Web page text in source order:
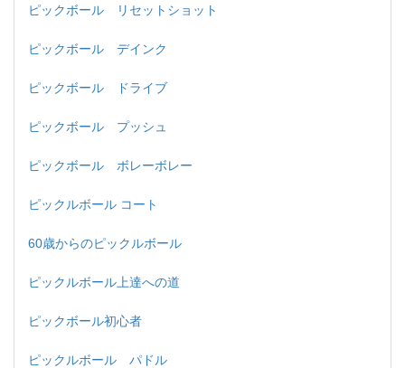
ピックボール リセットショット
ピックボール デインク
ピックボール ドライブ
ピックボール プッシュ
ピックボール ボレーボレー
ピックルボール コート
60歳からのピックルボール
ピックルボール上達への道
ピックボール初心者
ピックルボール パドル